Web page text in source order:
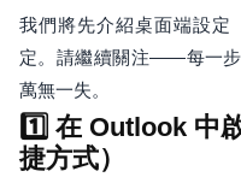
我們將先介紹桌面端設定
定。請繼續關注——每一
萬無一失。
1️⃣ 在 Outlook 中
捷方式）